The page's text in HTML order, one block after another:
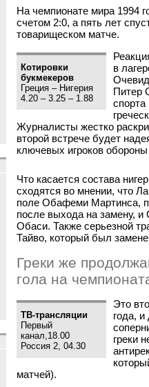
На чемпионате мира 1994
счетом 2:0, а пять лет
товарищеском матче.
Котировки
букмекеров
Греция – Нигерия
4.20 – 3.25 – 1.88
в
Питер
Журналисты жестко
второй встрече будет
ключевых игроков
Что касается состава
сходятся во мнении, что
поле Обафеми Мартинса,
после выхода на замену,
Обаси. Также серьезной
Тайво, который был
Греки же
гола на
ТВ-трансляции
Первый
канал,18.00
Россия 2, 04.30
Это
года, и
греки
матчей).